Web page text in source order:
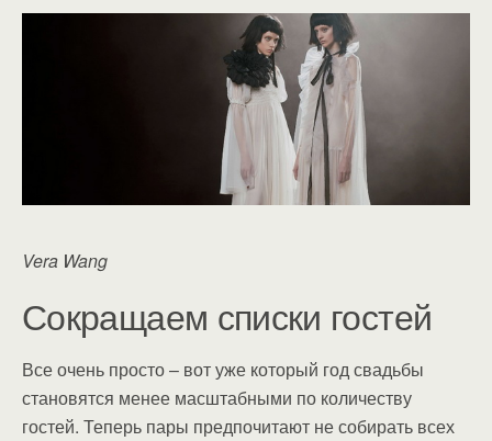
Vera Wang
Сокращаем списки гостей
Все очень просто – вот уже который год свадьбы
становятся менее масштабными по количеству
гостей. Теперь пары предпочитают не собирать всех